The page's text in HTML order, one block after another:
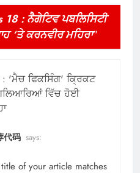
18 : ਨੈਗੇਟਿਵ ਪਬਲਿਸਿਟੀ
‘ਤੇ ਕਰਨਵੀਰ ਮਹਿਰਾ”
: 'ਮੈਚ ਫਿਕਸਿੰਗ' ਕ੍ਰਿਕਟ
ਵਿੱਚ ਹੋਈ
代码 says:
of your article matches